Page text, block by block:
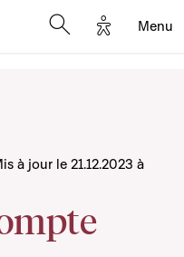
Options
Menu
à jour le 21.12.2023 à